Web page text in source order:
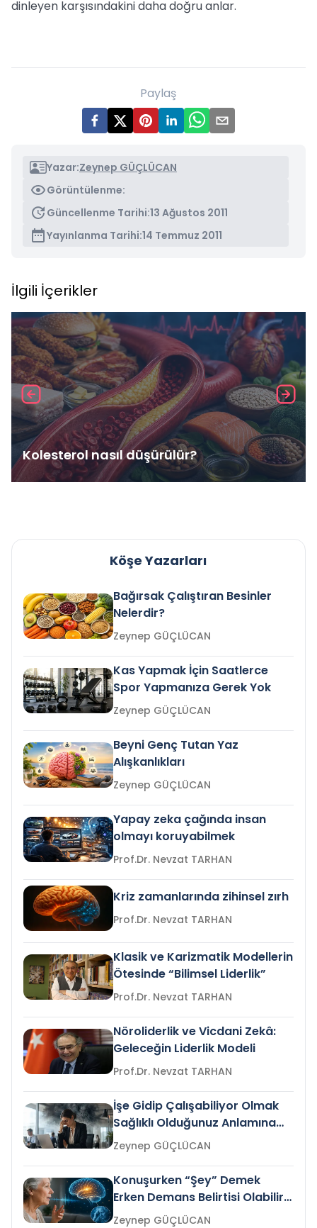
dinleyen karşısındakini daha doğru anlar.
Paylaş
Yazar:Zeynep GÜÇLÜCAN
Görüntülenme:
Güncellenme Tarihi:13 Ağustos 2011
Yayınlanma Tarihi:14 Temmuz 2011
İlgili İçerikler
Kolesterol nasıl düşürülür?
Köşe Yazarları
Bağırsak Çalıştıran Besinler
Nelerdir?
Zeynep GÜÇLÜCAN
Kas Yapmak İçin Saatlerce
Spor Yapmanıza Gerek Yok
Zeynep GÜÇLÜCAN
Beyni Genç Tutan Yaz
Alışkanlıkları
Zeynep GÜÇLÜCAN
Yapay zeka çağında insan
olmayı koruyabilmek
Prof.Dr. Nevzat TARHAN
Kriz zamanlarında zihinsel zırh
Prof.Dr. Nevzat TARHAN
Klasik ve Karizmatik Modellerin
Ötesinde “Bilimsel Liderlik”
Prof.Dr. Nevzat TARHAN
Nöroliderlik ve Vicdani Zekâ:
Geleceğin Liderlik Modeli
Prof.Dr. Nevzat TARHAN
İşe Gidip Çalışabiliyor Olmak
Sağlıklı Olduğunuz Anlamına
Gelir mi?Zeynep GÜÇLÜCAN
Konuşurken “Şey” Demek
Erken Demans Belirtisi Olabilir
mi?
Zeynep GÜÇLÜCAN